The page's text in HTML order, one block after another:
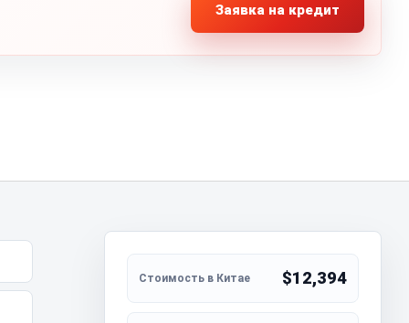
Заявка на кредит
$12,394